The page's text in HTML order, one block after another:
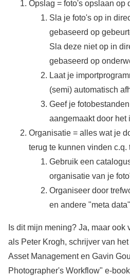
Opslag = foto's opslaan op
Sla je foto's op in
gebaseerd op
Sla deze niet op in
gebaseerd op
Laat je
(semi) automatisch
Geef je
aangemaakt door het
Organisatie = alles wat je
terug te kunnen vinden c.q.
Gebruik een
organisatie van je
Organiseer door
en andere "meta
Is dit mijn mening? Ja, maar ook
als Peter Krogh, schrijver van
Asset Management en Gavin
Photographer's Workflow" e-